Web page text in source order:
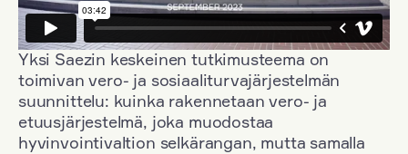
Yksi Saezin keskeinen tutkimusteema on
toimivan vero- ja sosiaaliturvajärjestelmän
suunnittelu: kuinka rakennetaan vero- ja
etuusjärjestelmä, joka muodostaa
hyvinvointivaltion selkärangan, mutta samalla